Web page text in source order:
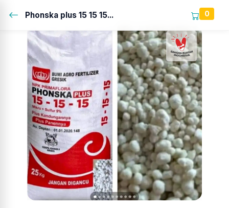
Phonska plus 15 15 15... 0